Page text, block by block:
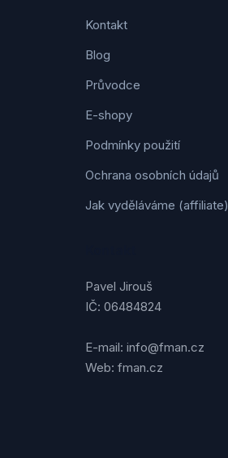
Kontakt
Blog
Průvodce
E-shopy
Podmínky použití
Ochrana osobních údajů
Jak vyděláváme (affiliate)
Pavel Jirouš
IČ: 06484824
E-mail: info@fman.cz
Web: fman.cz